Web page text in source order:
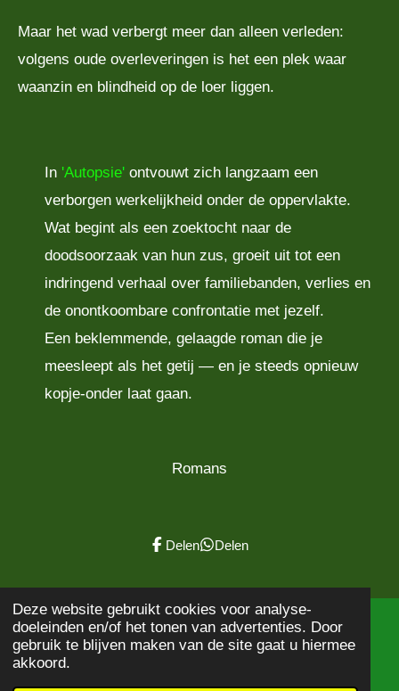
Deze website gebruikt cookies voor analyse-
doeleinden en/of het tonen van advertenties. Door
gebruik te blijven maken van de site gaat u hiermee
akkoord.
Maar het wad verbergt meer dan alleen verleden:
volgens oude overleveringen is het een plek waar
waanzin en blindheid op de loer liggen.
In 'Autopsie' ontvouwt zich langzaam een
verborgen werkelijkheid onder de oppervlakte.
Wat begint als een zoektocht naar de
doodsoorzaak van hun zus, groeit uit tot een
indringend verhaal over familiebanden, verlies en
de onontkoombare confrontatie met jezelf.
Een beklemmende, gelaagde roman die je
meesleept als het getij — en je steeds opnieuw
kopje-onder laat gaan.
Romans
Delen Delen
© 2020 - 2026Boekbeschrijving
Powered byJouwWeb